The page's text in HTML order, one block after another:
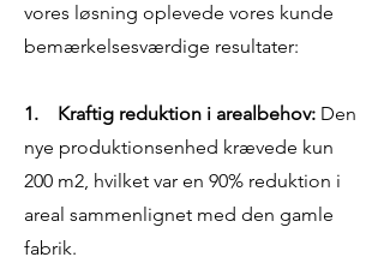
vores løsning oplevede vores kunde
bemærkelsesværdige resultater:
1. Kraftig reduktion i arealbehov: Den
nye produktionsenhed krævede kun
200 m2, hvilket var en 90% reduktion i
areal sammenlignet med den gamle
fabrik.